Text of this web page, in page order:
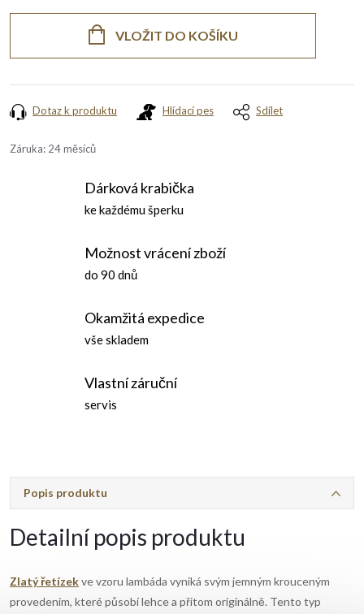
VLOŽIT DO KOŠÍKU
Dotaz k produktu Hlídací pes Sdílet
Záruka: 24 měsíců
Dárková krabička
ke každému šperku
Možnost vrácení zboží
do 90 dnů
Okamžitá expedice
vše skladem
Vlastní záruční
servis
Popis produktu
Detailní popis produktu
Zlatý řetízekve vzoru lambáda vyniká svým jemným krouceným
provedením, které působí lehce a přitom originálně. Tento typ